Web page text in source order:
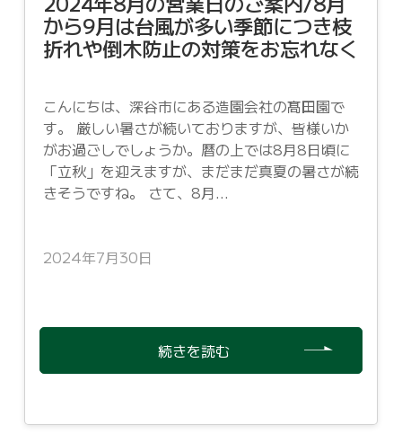
から9月は台風が多い季節につき枝
折れや倒木防止の対策をお忘れなく
こんにちは、深谷市にある造園会社の髙田園で
す。 厳しい暑さが続いておりますが、皆様いか
がお過ごしでしょうか。暦の上では8月8日頃に
「立秋」を迎えますが、まだまだ真夏の暑さが続
きそうですね。 さて、8月...
2024年7月30日
続きを読む